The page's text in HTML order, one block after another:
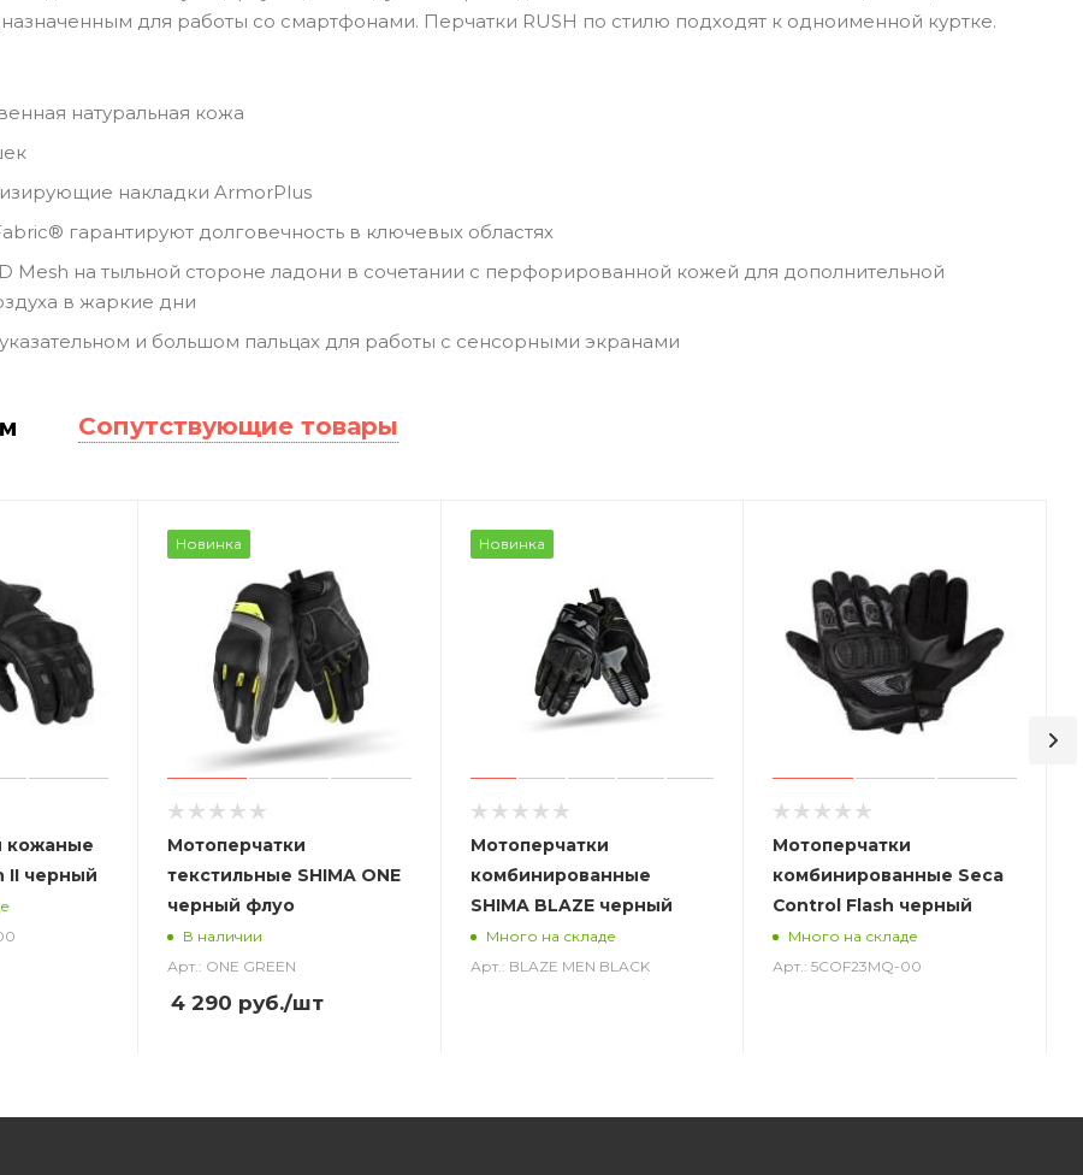
для работы со смартфонами. Перчатки RUSH по стилю подходят к одноименной куртке.
натуральная кожа
накладки ArmorPlus
гарантируют долговечность в ключевых областях
Mesh на тыльной стороне ладони в сочетании с перфорированной кожей для дополнительной
в жаркие дни
и большом пальцах для работы с сенсорными экранами
Сопутствующие товары
кожаные
II черный
Новинка
Мотоперчатки
текстильные SHIMA ONE
черный флуо
В наличии
Арт.: ONE GREEN
4 290 руб./шт
Новинка
Мотоперчатки
комбинированные
SHIMA BLAZE черный
Много на складе
Арт.: BLAZE MEN BLACK
Мотоперчатки
комбинированные Seca
Control Flash черный
Много на складе
Арт.: 5COF23MQ-00